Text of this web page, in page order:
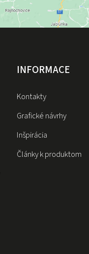
INFORMACE
Kontakty
Grafické návrhy
Inšpirácia
Články k produktom